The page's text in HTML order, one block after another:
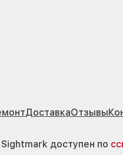
ДоставкаОтзывы
доступен по